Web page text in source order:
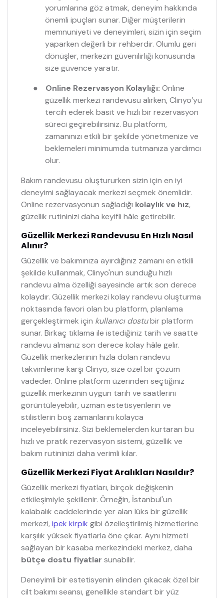
yorumlarına göz atmak, deneyim hakkında
önemli ipuçları sunar. Diğer müşterilerin
memnuniyeti ve deneyimleri, sizin için seçim
yaparken değerli bir rehberdir. Olumlu geri
dönüşler, merkezin güvenilirliği konusunda
size güvence yaratır.
●
Online Rezervasyon Kolaylığı: Online
güzellik merkezi randevusu alırken, Clinyo’yu
tercih ederek basit ve hızlı bir rezervasyon
süreci geçirebilirsiniz. Bu platform,
zamanınızı etkili bir şekilde yönetmenize ve
beklemeleri minimumda tutmanıza yardımcı
olur.
Bakım randevusu oluştururken sizin için en iyi
deneyimi sağlayacak merkezi seçmek önemlidir.
Online rezervasyonun sağladığı kolaylık ve hız,
güzellik rutininizi daha keyifli hâle getirebilir.
Güzellik Merkezi Randevusu En Hızlı Nasıl
Alınır?
Güzellik ve bakımınıza ayırdığınız zamanı en etkili
şekilde kullanmak, Clinyo'nun sunduğu hızlı
randevu alma özelliği sayesinde artık son derece
kolaydır. Güzellik merkezi kolay randevu oluşturma
noktasında favori olan bu platform, planlama
gerçekleştirmek için kullanıcı dostubir platform
sunar. Birkaç tıklama ile istediğiniz tarih ve saatte
randevu almanız son derece kolay hâle gelir.
Güzellik merkezlerinin hızla dolan randevu
takvimlerine karşı Clinyo, size özel bir çözüm
vadeder. Online platform üzerinden seçtiğiniz
güzellik merkezinin uygun tarih ve saatlerini
görüntüleyebilir, uzman estetisyenlerin ve
stilistlerin boş zamanlarını kolayca
inceleyebilirsiniz. Sizi beklemelerden kurtaran bu
hızlı ve pratik rezervasyon sistemi, güzellik ve
bakım rutininizi daha verimli kılar.
Güzellik Merkezi Fiyat Aralıkları Nasıldır?
Güzellik merkezi fiyatları, birçok değişkenin
etkileşimiyle şekillenir. Örneğin, İstanbul'un
kalabalık caddelerinde yer alan lüks bir güzellik
merkezi, ipek kirpik gibi özelleştirilmiş hizmetlerine
karşılık yüksek fiyatlarla öne çıkar. Aynı hizmeti
sağlayan bir kasaba merkezindeki merkez, daha
bütçe dostu fiyatlar sunabilir.
Deneyimli bir estetisyenin elinden çıkacak özel bir
cilt bakımı seansı, genellikle standart bir yüz